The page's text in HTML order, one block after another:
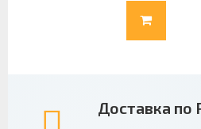
Доставка по